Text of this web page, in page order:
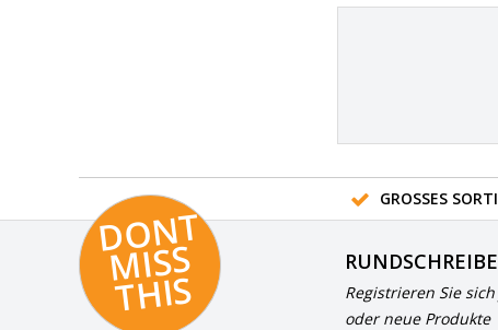
GROSSES
D
O
N
T
MI
S
S
T
HI
S
Registrieren Sie
oder neue Produkte